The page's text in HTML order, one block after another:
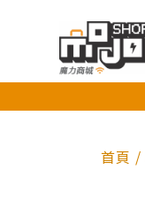
首頁 /